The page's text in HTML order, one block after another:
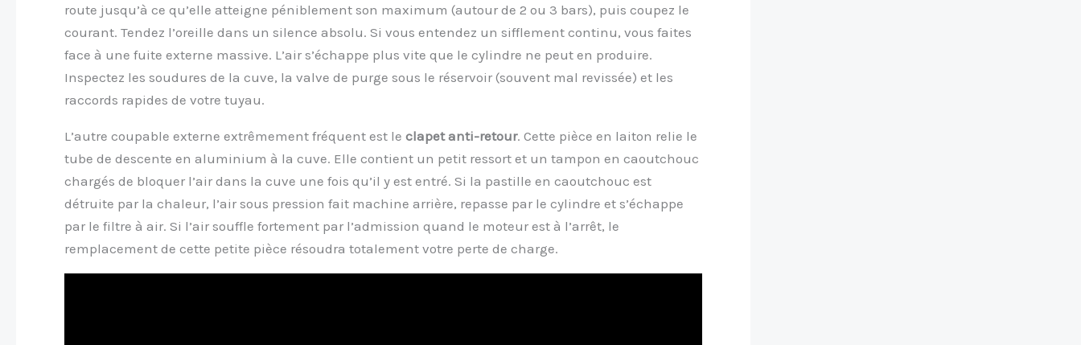
route jusqu’à ce qu’elle atteigne péniblement son maximum (autour de 2 ou 3 bars), puis coupez le
courant. Tendez l’oreille dans un silence absolu. Si vous entendez un sifflement continu, vous faites
face à une fuite externe massive. L’air s’échappe plus vite que le cylindre ne peut en produire.
Inspectez les soudures de la cuve, la valve de purge sous le réservoir (souvent mal revissée) et les
raccords rapides de votre tuyau.
L’autre coupable externe extrêmement fréquent est le clapet anti-retour. Cette pièce en laiton relie le
tube de descente en aluminium à la cuve. Elle contient un petit ressort et un tampon en caoutchouc
chargés de bloquer l’air dans la cuve une fois qu’il y est entré. Si la pastille en caoutchouc est
détruite par la chaleur, l’air sous pression fait machine arrière, repasse par le cylindre et s’échappe
par le filtre à air. Si l’air souffle fortement par l’admission quand le moteur est à l’arrêt, le
remplacement de cette petite pièce résoudra totalement votre perte de charge.